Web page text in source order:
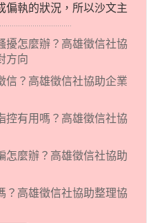
偏執的狀況，所以沙文主
和歧視，而且有沙文主
自己的國家和民族有超強
其他國家的人，所以沙
擾怎麼辦？高雄徵信社協
方向
信？高雄徵信社協助企業
控有用嗎？高雄徵信社協
怎麼辦？高雄徵信社協助
？高雄徵信社協助整理協